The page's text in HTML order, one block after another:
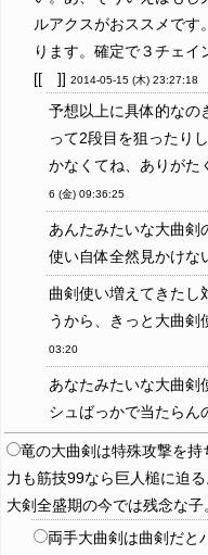
ルアクスがおススメで
ります。確定で３チェ
[[ ]] 2014-05-15 (木) 23:27:18
予想以上に具体的な
って2段目を狙ったり
かなくてね、ありがた
6 (金) 09:36:25
あんたみたいな大曲
使い自体全然見かけな
曲剣使い増えてきたし
うから、きっと大曲剣
03:20
あなたみたいな大曲
シュばっかで当たらん
竜の大曲剣は特殊攻撃を
力も筋技99なら巨人槌に迫
大剣全盛期の今では残念な子
両手大曲剣は曲剣だと